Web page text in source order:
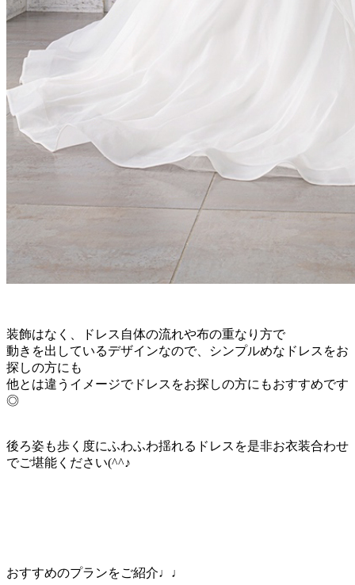
装飾はなく、ドレス自体の流れや布の重なり方で
動きを出しているデザインなので、シンプルめなドレスをお
探しの方にも
他とは違うイメージでドレスをお探しの方にもおすすめです
◎
後ろ姿も歩く度にふわふわ揺れるドレスを是非お衣装合わせ
でご堪能ください(^^♪
おすすめのプランをご紹介♩♩